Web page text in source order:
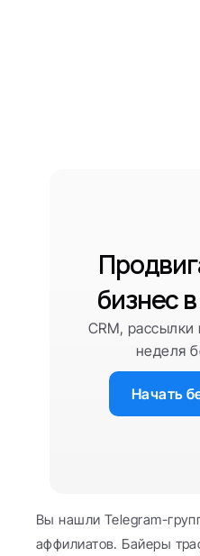
бизнес
CRM, рассылки
неделя
Начать
Вы нашли Telegram-
аффилиатов. Байеры